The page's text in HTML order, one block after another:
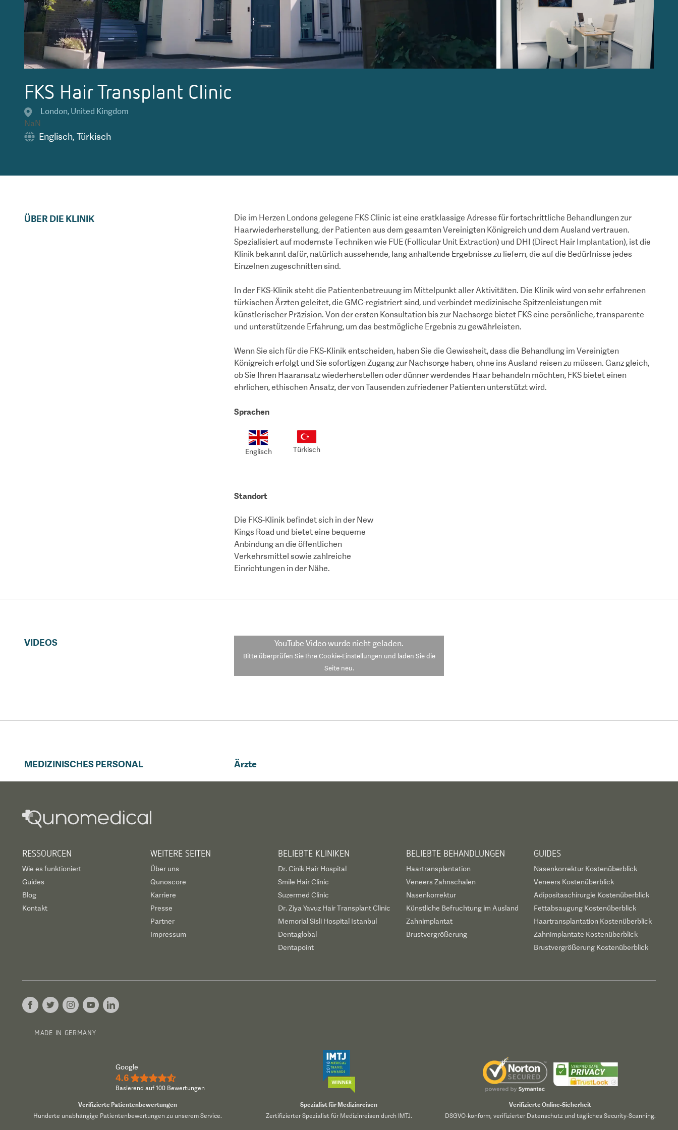
FKS Hair Transplant Clinic
London, United Kingdom
NaN
Englisch, Türkisch
ÜBER DIE KLINIK
Die im Herzen Londons gelegene FKS Clinic ist eine erstklassige Adresse für fortschrittliche Behandlungen zur
Haarwiederherstellung, der Patienten aus dem gesamten Vereinigten Königreich und dem Ausland vertrauen.
Spezialisiert auf modernste Techniken wie FUE (Follicular Unit Extraction) und DHI (Direct Hair Implantation), ist die
Klinik bekannt dafür, natürlich aussehende, lang anhaltende Ergebnisse zu liefern, die auf die Bedürfnisse jedes
Einzelnen zugeschnitten sind.
In der FKS-Klinik steht die Patientenbetreuung im Mittelpunkt aller Aktivitäten. Die Klinik wird von sehr erfahrenen
türkischen Ärzten geleitet, die GMC-registriert sind, und verbindet medizinische Spitzenleistungen mit
künstlerischer Präzision. Von der ersten Konsultation bis zur Nachsorge bietet FKS eine persönliche, transparente
und unterstützende Erfahrung, um das bestmögliche Ergebnis zu gewährleisten.
Wenn Sie sich für die FKS-Klinik entscheiden, haben Sie die Gewissheit, dass die Behandlung im Vereinigten
Königreich erfolgt und Sie sofortigen Zugang zur Nachsorge haben, ohne ins Ausland reisen zu müssen. Ganz gleich,
ob Sie Ihren Haaransatz wiederherstellen oder dünner werdendes Haar behandeln möchten, FKS bietet einen
ehrlichen, ethischen Ansatz, der von Tausenden zufriedener Patienten unterstützt wird.
Sprachen
Englisch Türkisch
Standort
Die FKS-Klinik befindet sich in der New
Kings Road und bietet eine bequeme
Anbindung an die öffentlichen
Verkehrsmittel sowie zahlreiche
Einrichtungen in der Nähe.
VIDEOS YouTube Videowurde nicht geladen.
Bitte überprüfen Sie Ihre Cookie-Einstellungen und laden Sie die
Seite neu.
MEDIZINISCHES PERSONAL Ärzte
RESSOURCEN
Wie es funktioniert
Guides
Blog
Kontakt
WEITERE SEITEN
Über uns
Qunoscore
Karriere
Presse
Partner
Impressum
BELIEBTE KLINIKEN
Dr. Cinik Hair Hospital
Smile Hair Clinic
Suzermed Clinic
Dr. Ziya Yavuz Hair Transplant Clinic
Memorial Sisli Hospital Istanbul
Dentaglobal
Dentapoint
BELIEBTE BEHANDLUNGEN
Haartransplantation
Veneers Zahnschalen
Nasenkorrektur
Künstliche Befruchtung im Ausland
Zahnimplantat
Brustvergrößerung
GUIDES
Nasenkorrektur Kostenüberblick
Veneers Kostenüberblick
Adipositaschirurgie Kostenüberblick
Fettabsaugung Kostenüberblick
Haartransplantation Kostenüberblick
Zahnimplantate Kostenüberblick
Brustvergrößerung Kostenüberblick
MADE IN GERMANY
Google
4.6 ★★★★½
Basierend auf 100 Bewertungen
Verifizierte Patientenbewertungen
Hunderte unabhängige Patientenbewertungen zu unserem Service.
Spezialist für Medizinreisen
Zertifizierter Spezialist für Medizinreisen durch IMTJ.
Verifizierte Online-Sicherheit
DSGVO-konform, verifizierter Datenschutz und tägliches Security-Scanning.